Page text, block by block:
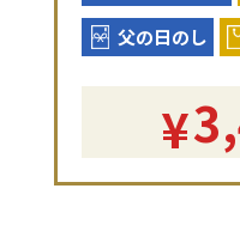
父の日のし
¥